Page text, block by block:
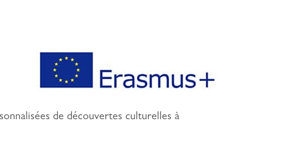
de découvertes culturelles à